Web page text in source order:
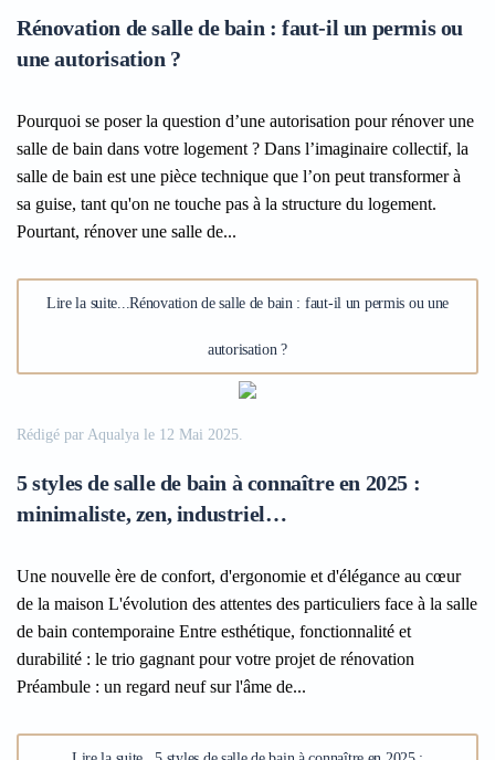
Rénovation de salle de bain : faut-il un permis ou
une autorisation ?
Pourquoi se poser la question d’une autorisation pour rénover une
salle de bain dans votre logement ? Dans l’imaginaire collectif, la
salle de bain est une pièce technique que l’on peut transformer à
sa guise, tant qu'on ne touche pas à la structure du logement.
Pourtant, rénover une salle de...
Lire la suite...Rénovation de salle de bain : faut-il un permis ou une
autorisation ?
Rédigé par Aqualya le 12 Mai 2025.
5 styles de salle de bain à connaître en 2025 :
minimaliste, zen, industriel…
Une nouvelle ère de confort, d'ergonomie et d'élégance au cœur
de la maison L'évolution des attentes des particuliers face à la salle
de bain contemporaine Entre esthétique, fonctionnalité et
durabilité : le trio gagnant pour votre projet de rénovation
Préambule : un regard neuf sur l'âme de...